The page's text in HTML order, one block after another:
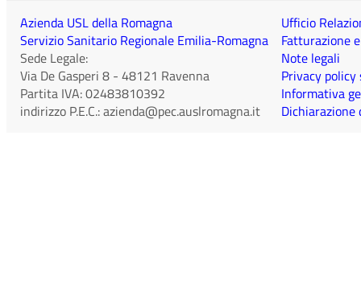
Azienda USL della Romagna
Servizio Sanitario Regionale Emilia-Romagna
Sede Legale:
Via De Gasperi 8 - 48121 Ravenna
Partita IVA:02483810392
indirizzo P.E.C.:azienda@pec.auslromagna.it
Ufficio
Fatturazione
Note legali
Privacy
Informativa
Dichiarazione